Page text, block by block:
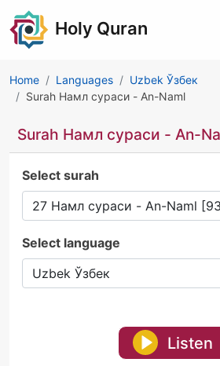
Holy Quran
Home Languages
Uzbek Ўзбек
Surah Намл сураси - An-Naml
Surah Намл сураси - An-
Select surah
Select language
Listen